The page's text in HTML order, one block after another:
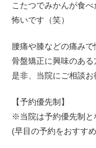
こたつでみかんが食
怖いです（笑）
腰痛や膝などの痛み
骨盤矯正に興味のある
是非、当院にご相談
【予約優先制】
※当院は予約優先制と
(早目の予約をおすす